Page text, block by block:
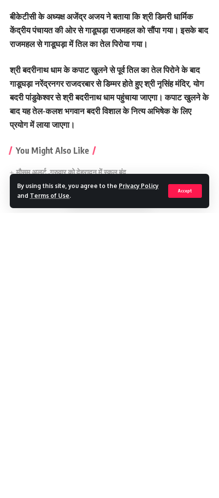
By using this site, you agree to the Privacy Policy
and Terms of Use.
Accept
बीकेटीसी के अध्यक्ष अजेंद्र अजय ने बताया कि श्री डिमरी धार्मिक
केंद्रीय पंचायत की ओर से गाडूघड़ा राजमहल को सौंपा गया। इसके बाद
राजमहल से गाडूघड़ा में तिल का तेल पिरोया गया।
श्री बदरीनाथ धाम के कपाट खुलने से पूर्व तिल का तेल पिरोने के बाद
गाडूघड़ा नरेंद्रनगर राजदरबार से डिम्मर होते हुए श्री नृसिंह मंदिर, योग
बदरी पांडुकेश्वर से श्री बदरीनाथ धाम पहुंचाया जाएगा। कपाट खुलने के
बाद यह तेल-कलश भगवान बदरी विशाल के नित्य अभिषेक के लिए
प्रयोग में लाया जाएगा।
You Might Also Like
मौसम अलर्ट ,गुरुवार को देहरादून में स्कूल बंद
विकासनगर में एमडीडीए की नई टाउनशिप का रास्ता साफ, जमीन का भू-उपयोग
बदलेगा बिना शुल्क
मसूरी और नैनीताल में अंडरग्राउंड होंगी बिजली लाइनें